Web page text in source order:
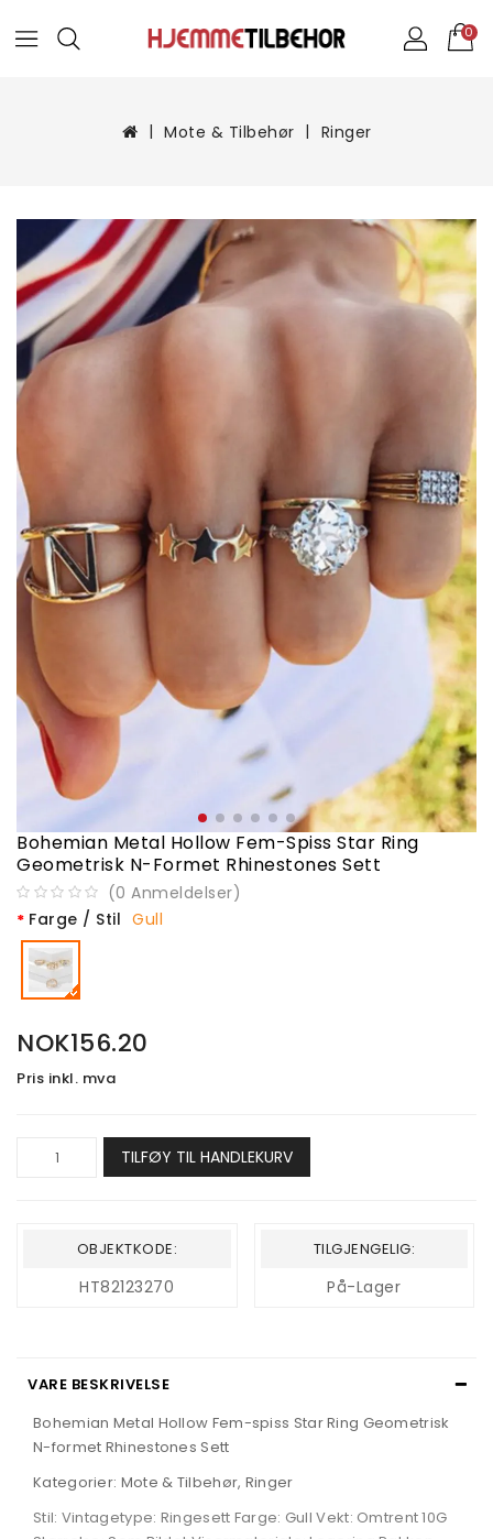
0
Mote & Tilbehør Ringer
Bohemian Metal Hollow Fem-Spiss Star Ring
Geometrisk N-Formet Rhinestones Sett
(0 Anmeldelser)
Farge / Stil Gull
NOK156.20
Pris inkl. mva
TILFØY TIL HANDLEKURV
OBJEKTKODE:
HT82123270
TILGJENGELIG:
På-Lager
VARE BESKRIVELSE
Bohemian Metal Hollow Fem-spiss Star Ring Geometrisk
N-formet Rhinestones Sett
Kategorier: Mote & Tilbehør, Ringer
Stil: Vintagetype: Ringesett Farge: Gull Vekt: Omtrent 10G